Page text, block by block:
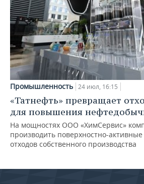
Промышленность 24 июл, 16:15
«Татнефть» превращает
для повышения
На мощностях ООО «ХимСервис»
производить поверхностно-
отходов собственного производства